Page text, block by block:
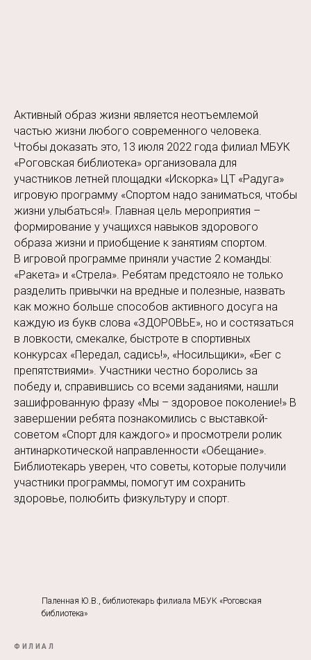
Активный образ жизни является неотъемлемой
частью жизни любого современного человека.
Чтобы доказать это, 13 июля 2022 года филиал МБУК
«Роговская библиотека» организовала для
участников летней площадки «Искорка» ЦТ «Радуга»
игровую программу «Спортом надо заниматься, чтобы
жизни улыбаться!». Главная цель мероприятия –
формирование у учащихся навыков здорового
образа жизни и приобщение к занятиям спортом.
В игровой программе приняли участие 2 команды:
«Ракета» и «Стрела». Ребятам предстояло не только
разделить привычки на вредные и полезные, назвать
как можно больше способов активного досуга на
каждую из букв слова «ЗДОРОВЬЕ», но и состязаться
в ловкости, смекалке, быстроте в спортивных
конкурсах «Передал, садись!», «Носильщики», «Бег с
препятствиями». Участники честно боролись за
победу и, справившись со всеми заданиями, нашли
зашифрованную фразу «Мы – здоровое поколение!» В
завершении ребята познакомились с выставкой-
советом «Спорт для каждого» и просмотрели ролик
антинаркотической направленности «Обещание».
Библиотекарь уверен, что советы, которые получили
участники программы, помогут им сохранить
здоровье, полюбить физкультуру и спорт.
Паленная Ю.В., библиотекарь филиала МБУК «Роговская
библиотека»
ФИЛИАЛ